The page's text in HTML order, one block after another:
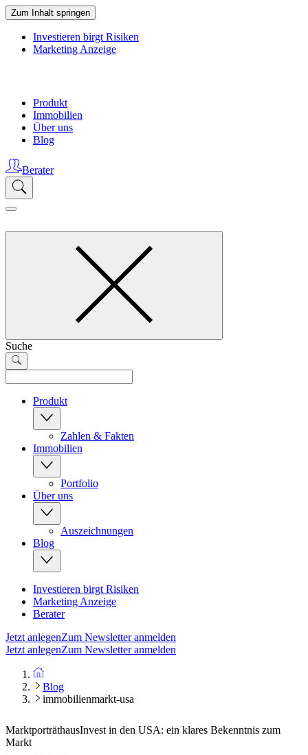
Zum Inhalt springen
Investieren birgt Risiken
Marketing Anzeige
Produkt
Immobilien
Über uns
Blog
Berater
Suche
Produkt
Zahlen & Fakten
Immobilien
Portfolio
Über uns
Auszeichnungen
Blog
Investieren birgt Risiken
Marketing Anzeige
Berater
Jetzt anlegenZum Newsletter anmelden
Jetzt anlegenZum Newsletter anmelden
Blog
immobilienmarkt-usa
MarktporträthausInvest in den USA: ein klares Bekenntnis zum
Markt